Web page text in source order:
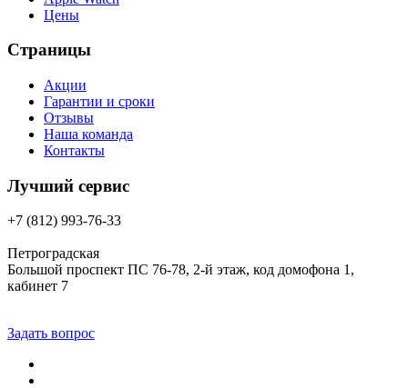
Цены
Страницы
Акции
Гарантии и сроки
Отзывы
Наша команда
Контакты
Лучший сервис
+7 (812) 993-76-33
Петроградская
Большой проспект ПС 76-78, 2-й этаж, код домофона 1,
кабинет 7
Задать вопрос